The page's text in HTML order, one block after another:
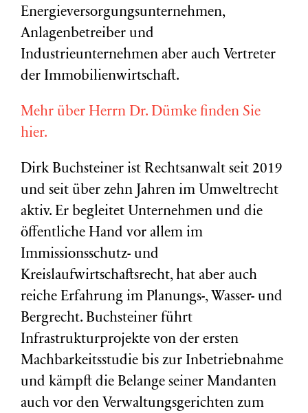
Energieversorgungsunternehmen,
Anlagenbetreiber und
Industrieunternehmen aber auch Vertreter
der Immobilienwirtschaft.
Mehr über Herrn Dr. Dümke finden Sie
hier.
Dirk Buchsteiner ist Rechtsanwalt seit 2019
und seit über zehn Jahren im Umweltrecht
aktiv. Er begleitet Unternehmen und die
öffentliche Hand vor allem im
Immissionsschutz- und
Kreislaufwirtschaftsrecht, hat aber auch
reiche Erfahrung im Planungs-, Wasser- und
Bergrecht. Buchsteiner führt
Infrastrukturprojekte von der ersten
Machbarkeitsstudie bis zur Inbetriebnahme
und kämpft die Belange seiner Mandanten
auch vor den Verwaltungsgerichten zum